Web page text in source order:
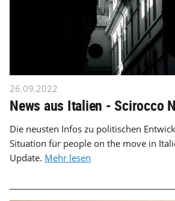
26.09.2022
News aus Italien - Scirocco
Die neusten Infos zu politischen
Situation für people on the move in
Update. Mehr lesen